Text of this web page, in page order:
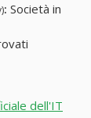
: Società in
dell'IT